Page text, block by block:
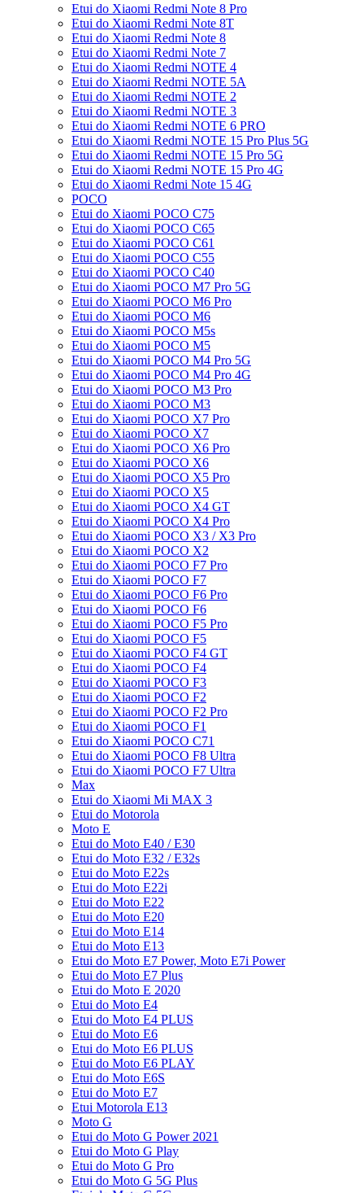
Etui do Xiaomi Redmi Note 8 Pro
Etui do Xiaomi Redmi Note 8T
Etui do Xiaomi Redmi Note 8
Etui do Xiaomi Redmi Note 7
Etui do Xiaomi Redmi NOTE 4
Etui do Xiaomi Redmi NOTE 5A
Etui do Xiaomi Redmi NOTE 2
Etui do Xiaomi Redmi NOTE 3
Etui do Xiaomi Redmi NOTE 6 PRO
Etui do Xiaomi Redmi NOTE 15 Pro Plus 5G
Etui do Xiaomi Redmi NOTE 15 Pro 5G
Etui do Xiaomi Redmi NOTE 15 Pro 4G
Etui do Xiaomi Redmi Note 15 4G
POCO
Etui do Xiaomi POCO C75
Etui do Xiaomi POCO C65
Etui do Xiaomi POCO C61
Etui do Xiaomi POCO C55
Etui do Xiaomi POCO C40
Etui do Xiaomi POCO M7 Pro 5G
Etui do Xiaomi POCO M6 Pro
Etui do Xiaomi POCO M6
Etui do Xiaomi POCO M5s
Etui do Xiaomi POCO M5
Etui do Xiaomi POCO M4 Pro 5G
Etui do Xiaomi POCO M4 Pro 4G
Etui do Xiaomi POCO M3 Pro
Etui do Xiaomi POCO M3
Etui do Xiaomi POCO X7 Pro
Etui do Xiaomi POCO X7
Etui do Xiaomi POCO X6 Pro
Etui do Xiaomi POCO X6
Etui do Xiaomi POCO X5 Pro
Etui do Xiaomi POCO X5
Etui do Xiaomi POCO X4 GT
Etui do Xiaomi POCO X4 Pro
Etui do Xiaomi POCO X3 / X3 Pro
Etui do Xiaomi POCO X2
Etui do Xiaomi POCO F7 Pro
Etui do Xiaomi POCO F7
Etui do Xiaomi POCO F6 Pro
Etui do Xiaomi POCO F6
Etui do Xiaomi POCO F5 Pro
Etui do Xiaomi POCO F5
Etui do Xiaomi POCO F4 GT
Etui do Xiaomi POCO F4
Etui do Xiaomi POCO F3
Etui do Xiaomi POCO F2
Etui do Xiaomi POCO F2 Pro
Etui do Xiaomi POCO F1
Etui do Xiaomi POCO C71
Etui do Xiaomi POCO F8 Ultra
Etui do Xiaomi POCO F7 Ultra
Max
Etui do Xiaomi Mi MAX 3
Etui do Motorola
Moto E
Etui do Moto E40 / E30
Etui do Moto E32 / E32s
Etui do Moto E22s
Etui do Moto E22i
Etui do Moto E22
Etui do Moto E20
Etui do Moto E14
Etui do Moto E13
Etui do Moto E7 Power, Moto E7i Power
Etui do Moto E7 Plus
Etui do Moto E 2020
Etui do Moto E4
Etui do Moto E4 PLUS
Etui do Moto E6
Etui do Moto E6 PLUS
Etui do Moto E6 PLAY
Etui do Moto E6S
Etui do Moto E7
Etui Motorola E13
Moto G
Etui do Moto G Power 2021
Etui do Moto G Play
Etui do Moto G Pro
Etui do Moto G 5G Plus